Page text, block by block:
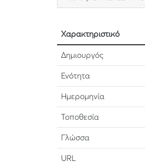
Χαρακτηριστικό
Δημιουργός
Ενότητα
Ημερομηνία
Τοποθεσία
Γλώσσα
URL